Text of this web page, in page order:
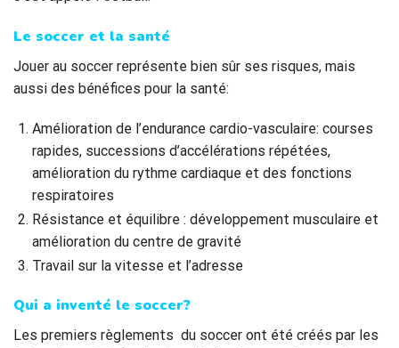
Le soccer et la santé
Jouer au soccer représente bien sûr ses risques, mais
aussi des bénéfices pour la santé:
Amélioration de l’endurance cardio-vasculaire: courses
rapides, successions d’accélérations répétées,
amélioration du rythme cardiaque et des fonctions
respiratoires
Résistance et équilibre : développement musculaire et
amélioration du centre de gravité
Travail sur la vitesse et l’adresse
Qui a inventé le soccer?
Les premiers règlements du soccer ont été créés par les